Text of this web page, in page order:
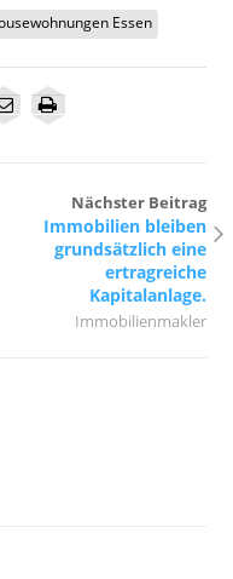
Essen
Nächster Beitrag
Immobilien bleiben
grundsätzlich eine
ertragreiche
Kapitalanlage.
Immobilienmakler